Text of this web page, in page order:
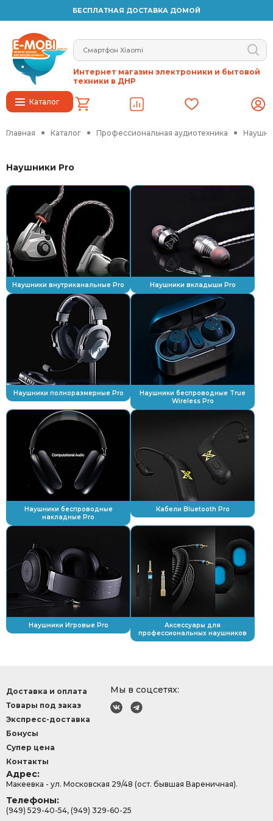
БЕСПЛАТНАЯ ДОСТАВКА ДОМОЙ
Каталог
Интернет магазин электроники и бытовой
техники в ДНР
Главная Каталог Профессиональная аудиотехника
Наушники Pro
Наушники внутриканальные Pro Наушники вкладыши Pro
Наушники полноразмерные Pro
Наушники беспроводные True
Wireless Pro
Наушники беспроводные
накладные Pro
Кабели Bluetooth Pro
Наушники Игровые Pro
Аксессуары для
профессиональных наушников
Мы в соцсетях:
Доставка и оплата
Товары под заказ
Экспресс-доставка
Бонусы
Супер цена
Контакты
Адрес:
Макеевка - ул. Московская 29/48 (ост. бывшая Вареничная).
Телефоны:
(949) 529-40-54, (949) 329-60-25